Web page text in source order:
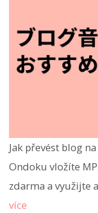
Jak převést blog
Ondoku vložíte
zdarma a využijte
více